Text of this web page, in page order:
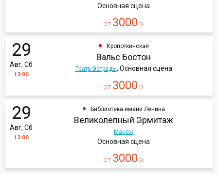
Основная сцена
от 3000 р.
29
Авг, Сб
13:00
Кропоткинская
Вальс Бостон
Театр Эстрады, Основная сцена
от 3000 р.
29
Авг, Сб
13:00
Библиотека имени Ленина
Великолепный Эрмитаж
Манеж
Основная сцена
от 3000 р.